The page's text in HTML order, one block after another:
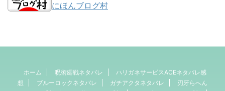
にほんブログ村
ホーム 呪術廻戦ネタバレ
ハリガネサービスACEネタバレ感
想
ブルーロックネタバレ ガチアクタネタバレ
刃牙らへん